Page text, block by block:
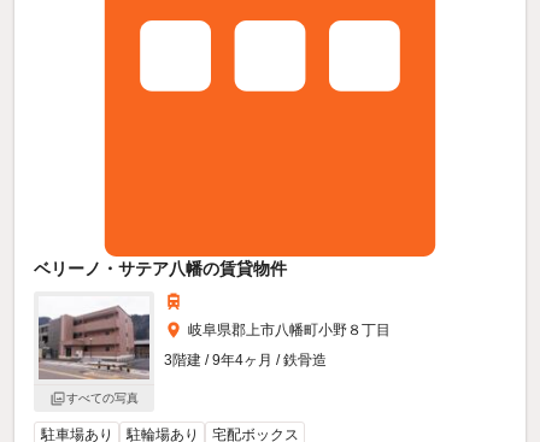
ベリーノ・サテア八幡の賃貸物件
すべての写真
岐阜県郡上市八幡町小野８丁目
3階建 / 9年4ヶ月 / 鉄骨造
駐車場あり 駐輪場あり 宅配ボックス